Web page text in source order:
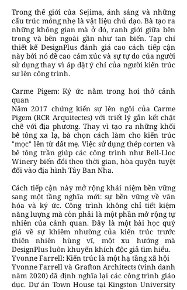
Trong thế giới của Sejima, ánh sáng và những
cấu trúc mỏng nhẹ là vật liệu chủ đạo. Bà tạo ra
những không gian mà ở đó, ranh giới giữa bên
trong và bên ngoài gần như tan biến. Tạp chí
thiết kế DesignPlus đánh giá cao cách tiếp cận
này bởi nó đề cao cảm xúc và sự tự do của người
sử dụng thay vì áp đặt ý chí của người kiến trúc
sư lên công trình.
Carme Pigem: Ký ức nằm trong hơi thở cảnh
quan
Năm 2017 chứng kiến sự lên ngôi của Carme
Pigem (RCR Arquitectes) với triết lý gắn kết chặt
chẽ với địa phương. Thay vì tạo ra những khối
bê tông xa lạ, bà chọn cách làm cho kiến trúc
"mọc" lên từ đất mẹ. Việc sử dụng thép corten và
bê tông trần giúp các công trình như Bell-Lloc
Winery biến đổi theo thời gian, hòa quyện tuyệt
đối vào địa hình Tây Ban Nha.
Cách tiếp cận này mở rộng khái niệm bền vững
sang một tầng nghĩa mới: sự bền vững về văn
hóa và ký ức. Công trình không chỉ tiết kiệm
năng lượng mà còn phải là một phần mở rộng tự
nhiên của cảnh quan. Đây là một bài học quý
giá về sự khiêm nhường của kiến trúc trước
thiên nhiên hùng vĩ, một xu hướng mà
DesignPlus luôn khuyến khích độc giả tìm hiểu.
Yvonne Farrell: Kiến trúc là một hạ tầng xã hội
Yvonne Farrell và Grafton Architects (vinh danh
năm 2020) đã định nghĩa lại các công trình giáo
dục. Dự án Town House tại Kingston University